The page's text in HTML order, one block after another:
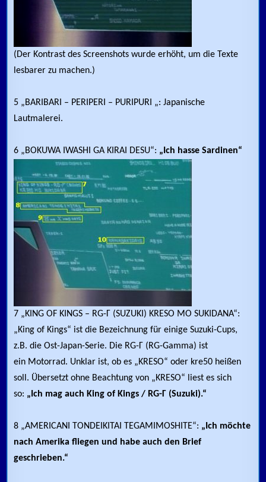
(Der Kontrast des Screenshots wurde erhöht, um die Texte
lesbarer zu machen.)
5 „BARIBARI – PERIPERI – PURIPURI „: Japanische
Lautmalerei.
6 „BOKUWA IWASHI GA KIRAI DESU“: „Ich hasse Sardinen“
7 „KING OF KINGS – RG-Γ (SUZUKI) KRESO MO SUKIDANA“:
„King of Kings“ ist die Bezeichnung für einige Suzuki-Cups,
z.B. die Ost-Japan-Serie. Die RG-Γ (RG-Gamma) ist
ein Motorrad. Unklar ist, ob es „KRESO“ oder kre50 heißen
soll. Übersetzt ohne Beachtung von „KRESO“ liest es sich
so: „Ich mag auch King of Kings / RG-Γ (Suzuki).“
8 „AMERICANI TONDEIKITAI TEGAMIMOSHITE“: „Ich möchte
nach Amerika fliegen und habe auch den Brief
geschrieben.“